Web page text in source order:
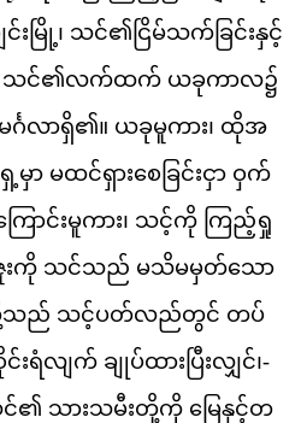
င မ ြို့၊ သင်၏​ ငမသက ခငနင
သင်၏​လကထက ယခကလ၌
မငလရှိ၏။ ယခမကား၊ ထအ
မ မထငရစ ခငင ဝက
ငမကား၊ သငက ကညရ
က သငသည မသမမတသ
သည သငပတလညတင တပ
ငရလက ခပထ ပလင်၊-
်၏ သသမတက မနငတ